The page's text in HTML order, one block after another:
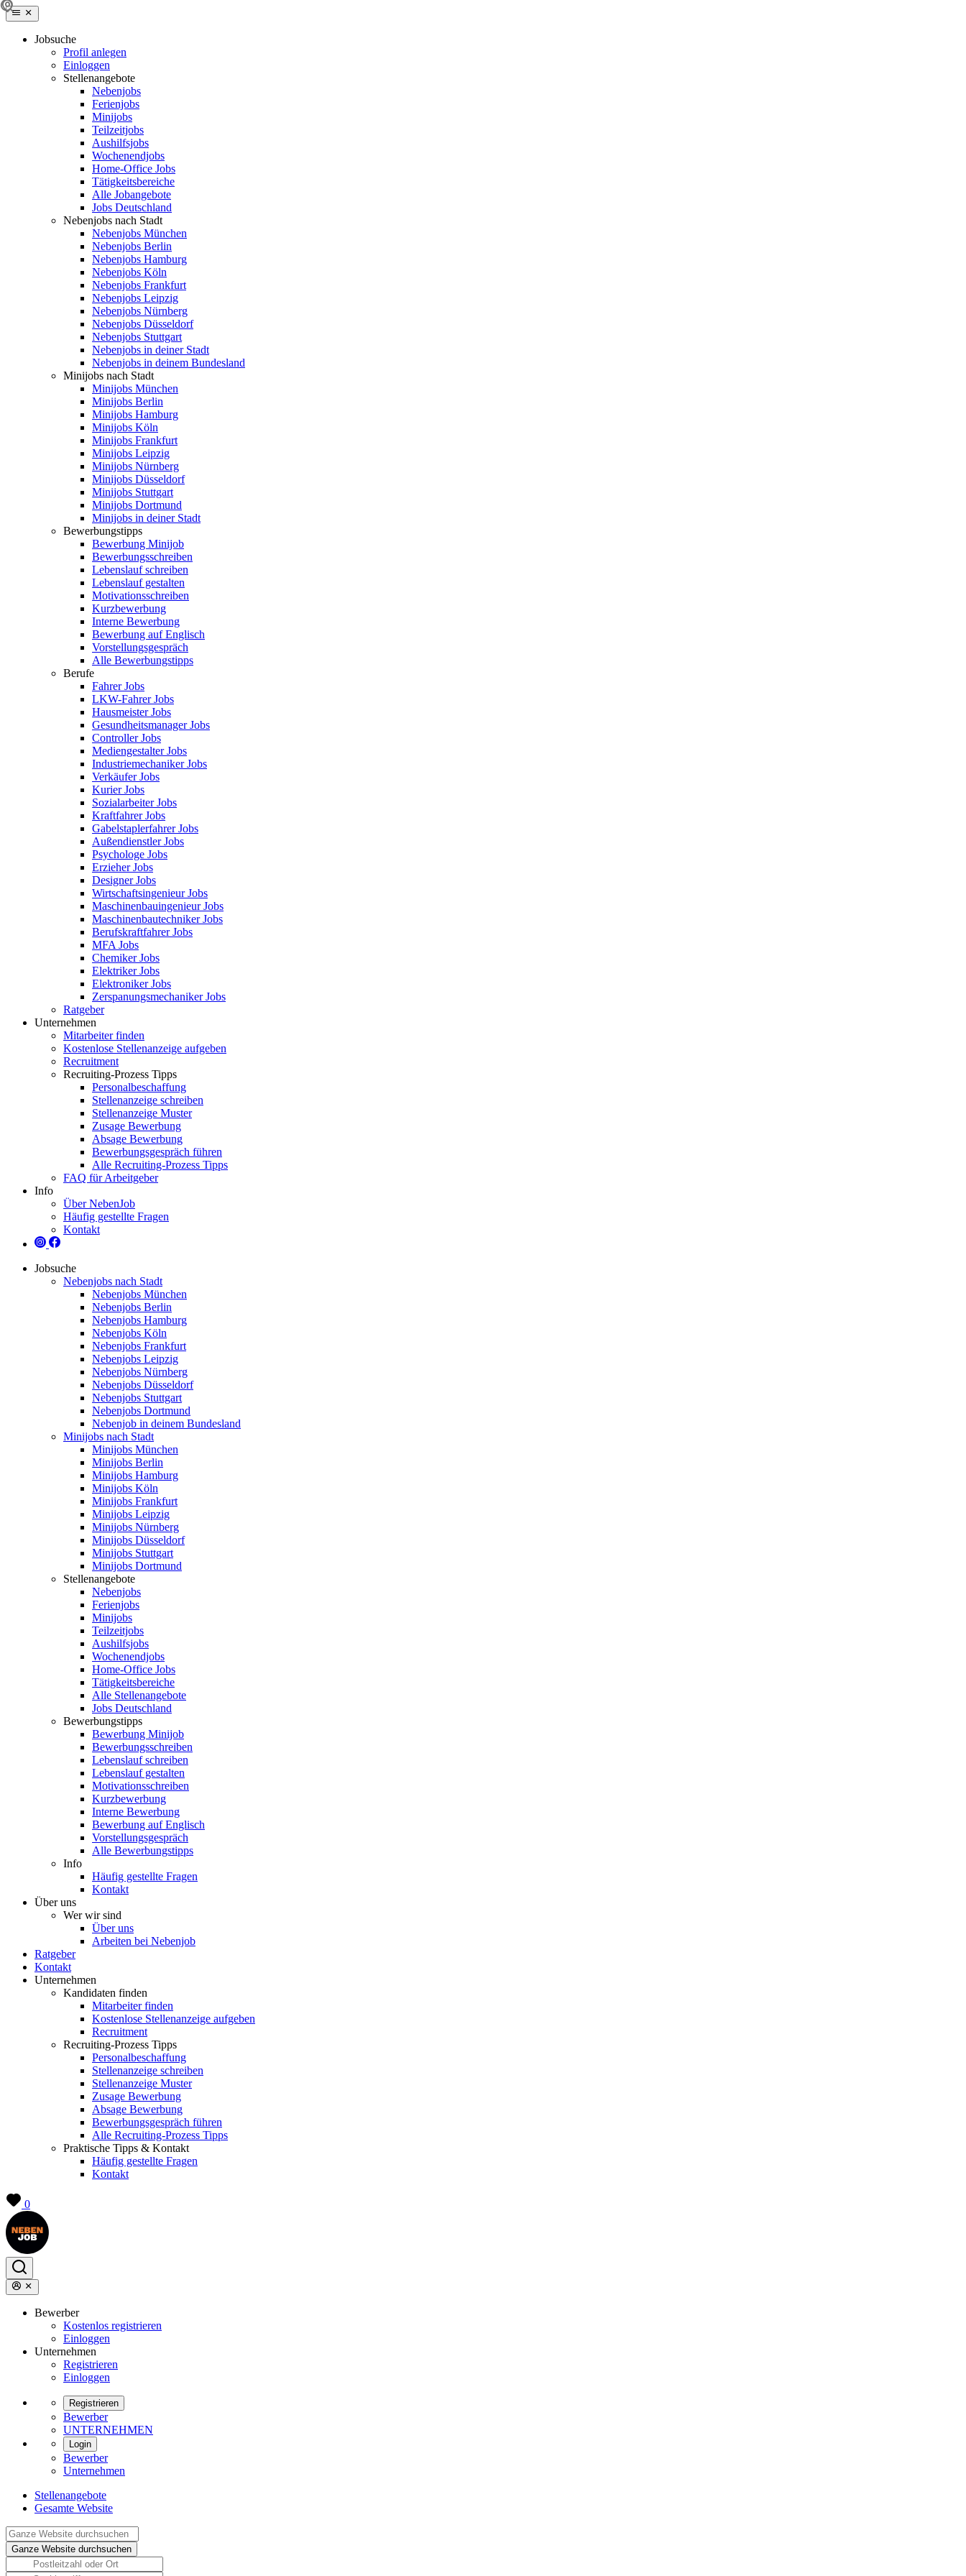
Jobsuche
Profil anlegen
Einloggen
Stellenangebote
Nebenjobs
Ferienjobs
Minijobs
Teilzeitjobs
Aushilfsjobs
Wochenendjobs
Home-Office Jobs
Tätigkeitsbereiche
Alle Jobangebote
Jobs Deutschland
Nebenjobs nach Stadt
Nebenjobs München
Nebenjobs Berlin
Nebenjobs Hamburg
Nebenjobs Köln
Nebenjobs Frankfurt
Nebenjobs Leipzig
Nebenjobs Nürnberg
Nebenjobs Düsseldorf
Nebenjobs Stuttgart
Nebenjobs in deiner Stadt
Nebenjobs in deinem Bundesland
Minijobs nach Stadt
Minijobs München
Minijobs Berlin
Minijobs Hamburg
Minijobs Köln
Minijobs Frankfurt
Minijobs Leipzig
Minijobs Nürnberg
Minijobs Düsseldorf
Minijobs Stuttgart
Minijobs Dortmund
Minijobs in deiner Stadt
Bewerbungstipps
Bewerbung Minijob
Bewerbungsschreiben
Lebenslauf schreiben
Lebenslauf gestalten
Motivationsschreiben
Kurzbewerbung
Interne Bewerbung
Bewerbung auf Englisch
Vorstellungsgespräch
Alle Bewerbungstipps
Berufe
Fahrer Jobs
LKW-Fahrer Jobs
Hausmeister Jobs
Gesundheitsmanager Jobs
Controller Jobs
Mediengestalter Jobs
Industriemechaniker Jobs
Verkäufer Jobs
Kurier Jobs
Sozialarbeiter Jobs
Kraftfahrer Jobs
Gabelstaplerfahrer Jobs
Außendienstler Jobs
Psychologe Jobs
Erzieher Jobs
Designer Jobs
Wirtschaftsingenieur Jobs
Maschinenbauingenieur Jobs
Maschinenbautechniker Jobs
Berufskraftfahrer Jobs
MFA Jobs
Chemiker Jobs
Elektriker Jobs
Elektroniker Jobs
Zerspanungsmechaniker Jobs
Ratgeber
Unternehmen
Mitarbeiter finden
Kostenlose Stellenanzeige aufgeben
Recruitment
Recruiting-Prozess Tipps
Personalbeschaffung
Stellenanzeige schreiben
Stellenanzeige Muster
Zusage Bewerbung
Absage Bewerbung
Bewerbungsgespräch führen
Alle Recruiting-Prozess Tipps
FAQ für Arbeitgeber
Info
Über NebenJob
Häufig gestellte Fragen
Kontakt
Jobsuche
Nebenjobs nach Stadt
Nebenjobs München
Nebenjobs Berlin
Nebenjobs Hamburg
Nebenjobs Köln
Nebenjobs Frankfurt
Nebenjobs Leipzig
Nebenjobs Nürnberg
Nebenjobs Düsseldorf
Nebenjobs Stuttgart
Nebenjobs Dortmund
Nebenjob in deinem Bundesland
Minijobs nach Stadt
Minijobs München
Minijobs Berlin
Minijobs Hamburg
Minijobs Köln
Minijobs Frankfurt
Minijobs Leipzig
Minijobs Nürnberg
Minijobs Düsseldorf
Minijobs Stuttgart
Minijobs Dortmund
Stellenangebote
Nebenjobs
Ferienjobs
Minijobs
Teilzeitjobs
Aushilfsjobs
Wochenendjobs
Home-Office Jobs
Tätigkeitsbereiche
Alle Stellenangebote
Jobs Deutschland
Bewerbungstipps
Bewerbung Minijob
Bewerbungsschreiben
Lebenslauf schreiben
Lebenslauf gestalten
Motivationsschreiben
Kurzbewerbung
Interne Bewerbung
Bewerbung auf Englisch
Vorstellungsgespräch
Alle Bewerbungstipps
Info
Häufig gestellte Fragen
Kontakt
Über uns
Wer wir sind
Über uns
Arbeiten bei Nebenjob
Ratgeber
Kontakt
Unternehmen
Kandidaten finden
Mitarbeiter finden
Kostenlose Stellenanzeige aufgeben
Recruitment
Recruiting-Prozess Tipps
Personalbeschaffung
Stellenanzeige schreiben
Stellenanzeige Muster
Zusage Bewerbung
Absage Bewerbung
Bewerbungsgespräch führen
Alle Recruiting-Prozess Tipps
Praktische Tipps & Kontakt
Häufig gestellte Fragen
Kontakt
0
Bewerber
Kostenlos registrieren
Einloggen
Unternehmen
Registrieren
Einloggen
Registrieren
Bewerber
UNTERNEHMEN
Login
Bewerber
Unternehmen
Stellenangebote
Gesamte Website